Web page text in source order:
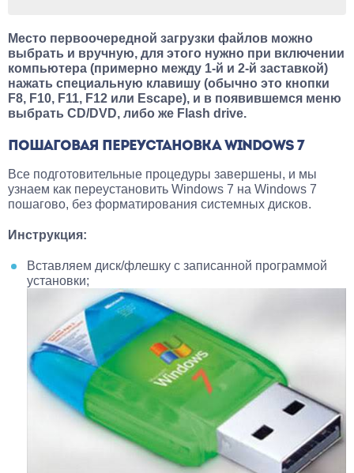
Место первоочередной загрузки файлов можно
выбрать и вручную, для этого нужно при включении
компьютера (примерно между 1-й и 2-й заставкой)
нажать специальную клавишу (обычно это кнопки
F8, F10, F11, F12 или Escape), и в появившемся меню
выбрать CD/DVD, либо же Flash drive.
ПОШАГОВАЯ ПЕРЕУСТАНОВКА WINDOWS 7
Все подготовительные процедуры завершены, и мы
узнаем как переустановить Windows 7 на Windows 7
пошагово, без форматирования системных дисков.
Инструкция:
Вставляем диск/флешку с записанной программой
установки;